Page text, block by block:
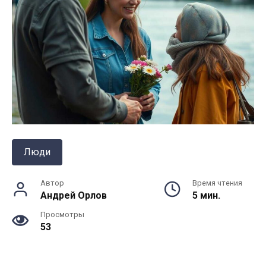
Люди
Автор
Андрей Орлов
Время чтения
5 мин.
Просмотры
53